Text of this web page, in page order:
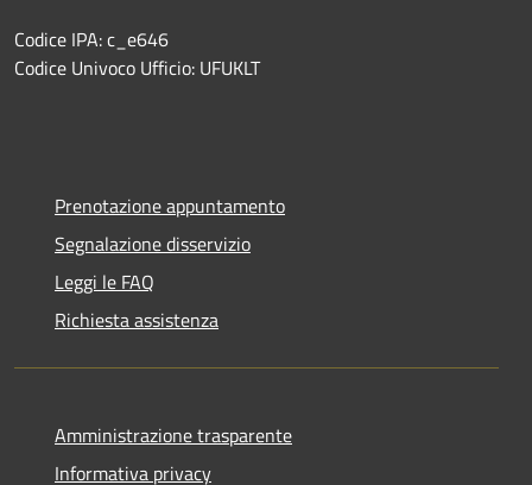
Codice IPA: c_e646
Codice Univoco Ufficio: UFUKLT
Prenotazione appuntamento
Segnalazione disservizio
Leggi le FAQ
Richiesta assistenza
Amministrazione trasparente
Informativa privacy